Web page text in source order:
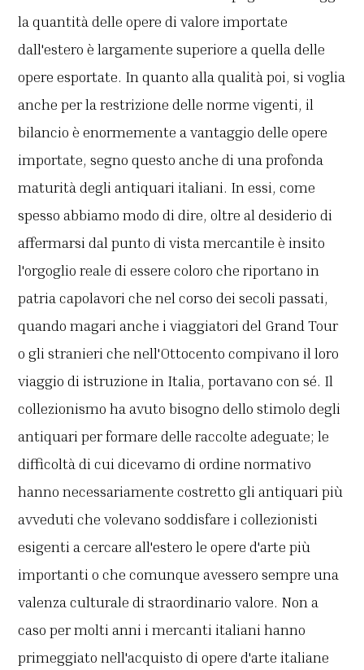
la quantità delle opere di valore importate
dall'estero è largamente superiore a quella delle
opere esportate. In quanto alla qualità poi, si voglia
anche per la restrizione delle norme vigenti, il
bilancio è enormemente a vantaggio delle opere
importate, segno questo anche di una profonda
maturità degli antiquari italiani. In essi, come
spesso abbiamo modo di dire, oltre al desiderio di
affermarsi dal punto di vista mercantile è insito
l'orgoglio reale di essere coloro che riportano in
patria capolavori che nel corso dei secoli passati,
quando magari anche i viaggiatori del Grand Tour
o gli stranieri che nell'Ottocento compivano il loro
viaggio di istruzione in Italia, portavano con sé. Il
collezionismo ha avuto bisogno dello stimolo degli
antiquari per formare delle raccolte adeguate; le
difficoltà di cui dicevamo di ordine normativo
hanno necessariamente costretto gli antiquari più
avveduti che volevano soddisfare i collezionisti
esigenti a cercare all'estero le opere d'arte più
importanti o che comunque avessero sempre una
valenza culturale di straordinario valore. Non a
caso per molti anni i mercanti italiani hanno
primeggiato nell'acquisto di opere d'arte italiane